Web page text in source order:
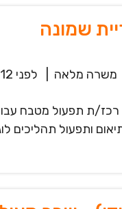
שמונה
משרה מלאה לפני 12 דקות
רכז/ת תפעול מטבח
ותפעול תהליכים